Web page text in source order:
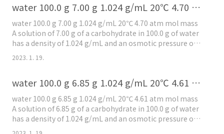
용액의 부피가 1000 mL 되도록 만든 용액의 몰농도가 1 M ( 참고
https://ywpop.tistory.com/14191 ) 나) 용질 X 60 g을 물
1000 g..
water 100.0 g 7.00 g 1.024 g/mL 20℃ 4.70 atm mol mass
water 100.0 g 7.00 g 1.024 g/mL 20℃ 4.70 atm mol mass
A solution of 7.00 g of a carbohydrate in 100.0 g of water
has a density of 1.024 g/mL and an osmotic pressure of
4.70 atm at 20.0℃. Calculate the molar mass of the
carbohydrate. -----------------------------------------------
π / RT = (4.70) / [(0.08206) (273.15 + 20.0)] = 0.195378 M 용
2023. 1. 19.
water 100.0 g 6.85 g 1.024 g/mL 20℃ 4.61 atm mol mass
water 100.0 g 6.85 g 1.024 g/mL 20℃ 4.61 atm mol mass
A solution of 6.85 g of a carbohydrate in 100.0 g of water
has a density of 1.024 g/mL and an osmotic pressure of
4.61 atm at 20.0℃. Calculate the molar mass of the